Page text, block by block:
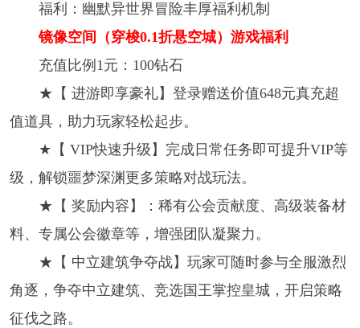
福利：幽默异世界冒险丰厚福利机制
镜像空间（穿梭0.1折悬空城）游戏福利
充值比例1元：100钻石
★【 进游即享豪礼】登录赠送价值648元真充超
值道具，助力玩家轻松起步。
★【 VIP快速升级】完成日常任务即可提升VIP等
级，解锁噩梦深渊更多策略对战玩法。
★【 奖励内容】：稀有公会贡献度、高级装备材
料、专属公会徽章等，增强团队凝聚力。
★【 中立建筑争夺战】玩家可随时参与全服激烈
角逐，争夺中立建筑、竞选国王掌控皇城，开启策略
征伐之路。